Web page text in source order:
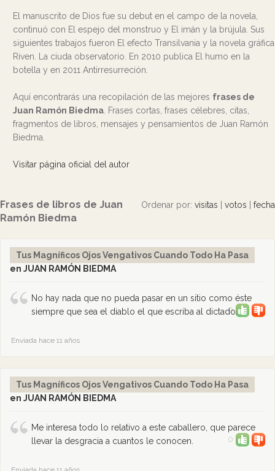
El manuscrito de Dios fue su debut en el campo de la novela,
continuó con El espejo del monstruo y El imán y la brújula. Sus
siguientes trabajos fueron El efecto Transilvania y la novela gráfica
Riven. La ciuda observatorio. En 2010 publica El humo en la
botella y en 2011 Antirresurreción.
Aquí encontrarás una recopilación de las mejores frases de
Juan Ramón Biedma . Frases cortas, frases célebres, citas,
fragmentos de libros, mensajes y pensamientos de Juan Ramón
Biedma.
Visitar página oficial del autor
Ordenar por: visitas votos fecha
Frases de libros de Juan
Ramón Biedma
Tus Magníficos Ojos Vengativos Cuando Todo Ha Pasa
en JUAN RAMÓN BIEDMA
No hay nada que no pueda pasar en un sitio como éste
siempre que sea el diablo el que escriba al dictado.
0
Enviada hace 11 años
Tus Magníficos Ojos Vengativos Cuando Todo Ha Pasa
en JUAN RAMÓN BIEDMA
Me interesa todo lo relativo a este caballero, que parece
llevar la desgracia a cuantos le conocen.
0